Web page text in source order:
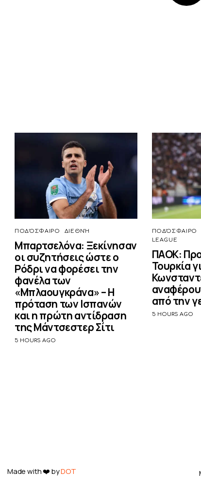
ΠΟΔΌΣΦΑΙΡΟ ΔΙΕΘΝΉ
Μπαρτσελόνα: Ξεκίνησαν
οι συζητήσεις ώστε ο
Ρόδρι να φορέσει την
φανέλα των
«Μπλαουγκράνα» – Η
πρόταση των Ισπανών
και η πρώτη αντίδραση
της Μάντσεστερ Σίτι
5 HOURS AGO
ΠΟΔΌΣΦΑΙΡΟ
LEAGUE
ΠΑΟΚ:
Τουρκία
από την
5 HOURS AGO
Made with ❤️ byDOT